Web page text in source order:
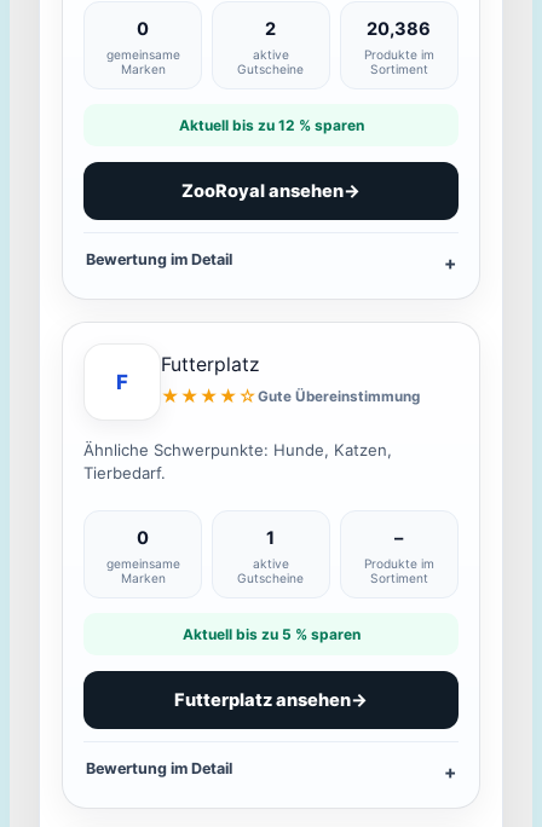
0
gemeinsame
Marken
2
aktive
Gutscheine
20,386
Produkte im
Sortiment
Aktuell bis zu 12 % sparen
ZooRoyal ansehen→
Bewertung im Detail
F
Futterplatz
★★★★☆Gute Übereinstimmung
Ähnliche Schwerpunkte: Hunde, Katzen,
Tierbedarf.
0
gemeinsame
Marken
1
aktive
Gutscheine
–
Produkte im
Sortiment
Aktuell bis zu 5 % sparen
Futterplatz ansehen→
Bewertung im Detail